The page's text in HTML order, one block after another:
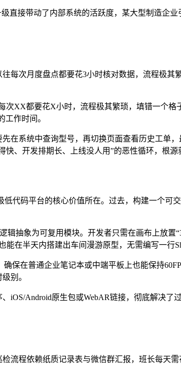
直接带动了内部系统的活跃度，某大型制造企
每次月度盘点都要花3小时核对数据，流程极其
XX都要花X小时，流程极其繁琐，填错一个格
工作时间。
在系统中查询型号，再切换页面查看历史工单
、开发排期长、上线没人用”的恶性循环，根源
代码平台的核心价值所在。过去，构建一个可
抽象为可复用模块。开发者只需在画布上放置
在半天内搭建出车间漫游原型，无需编写一行
保在普通企业笔记本或中端平板上也能保持
别。
Android原生包或WebAR链接，彻底解决了
流程依赖纸质记录表与微信群汇报，班长每天